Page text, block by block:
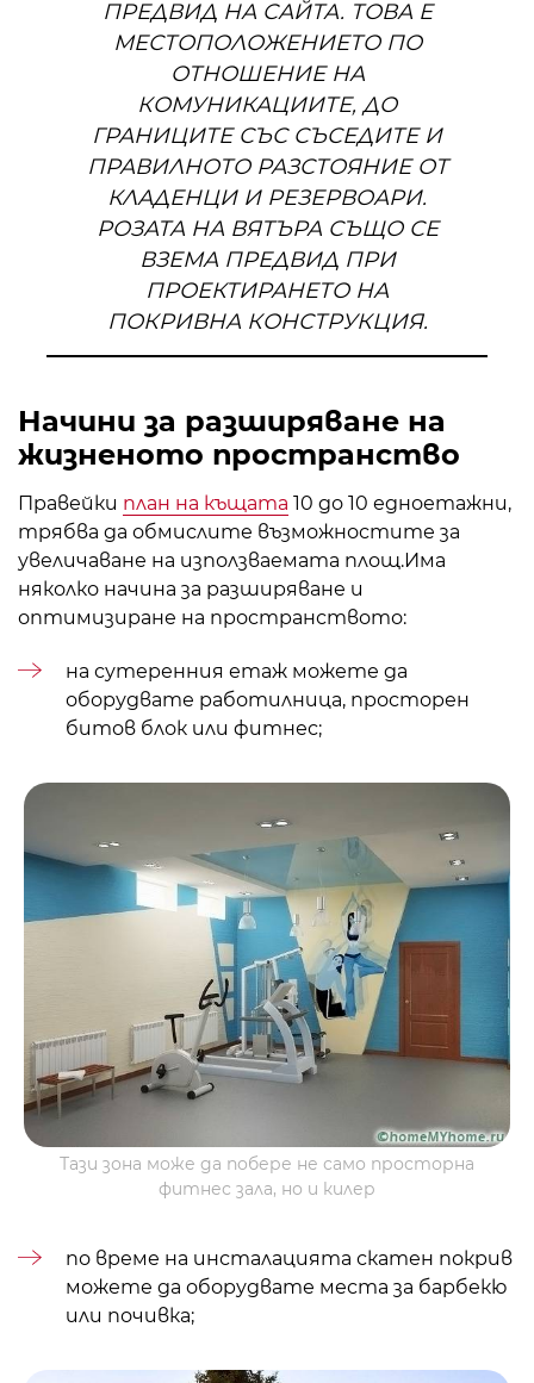
ПРЕДВИД НА САЙТА. ТОВА Е
МЕСТОПОЛОЖЕНИЕТО ПО
ОТНОШЕНИЕ НА
КОМУНИКАЦИИТЕ, ДО
ГРАНИЦИТЕ СЪС СЪСЕДИТЕ И
ПРАВИЛНОТО РАЗСТОЯНИЕ ОТ
КЛАДЕНЦИ И РЕЗЕРВОАРИ.
РОЗАТА НА ВЯТЪРА СЪЩО СЕ
ВЗЕМА ПРЕДВИД ПРИ
ПРОЕКТИРАНЕТО НА
ПОКРИВНА КОНСТРУКЦИЯ.
Начини за разширяване на
жизненото пространство
Правейки план на къщата 10 до 10 едноетажни,
трябва да обмислите възможностите за
увеличаване на използваемата площ.Има
няколко начина за разширяване и
оптимизиране на пространството:
на сутеренния етаж можете да
оборудвате работилница, просторен
битов блок или фитнес;
Тази зона може да побере не само просторна
фитнес зала, но и килер
по време на инсталацията скатен покрив
можете да оборудвате места за барбекю
или почивка;